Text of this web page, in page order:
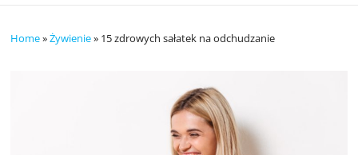
Home»Żywienie» 15 zdrowych sałatek na odchudzanie